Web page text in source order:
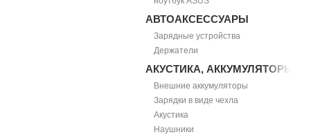
АВТОАКСЕССУАРЫ
Зарядные устройства
Держатели
АКУСТИКА, АККУМУЛЯТОРЫ
Внешние аккумуляторы
Зарядки в виде чехла
Акустика
Наушники